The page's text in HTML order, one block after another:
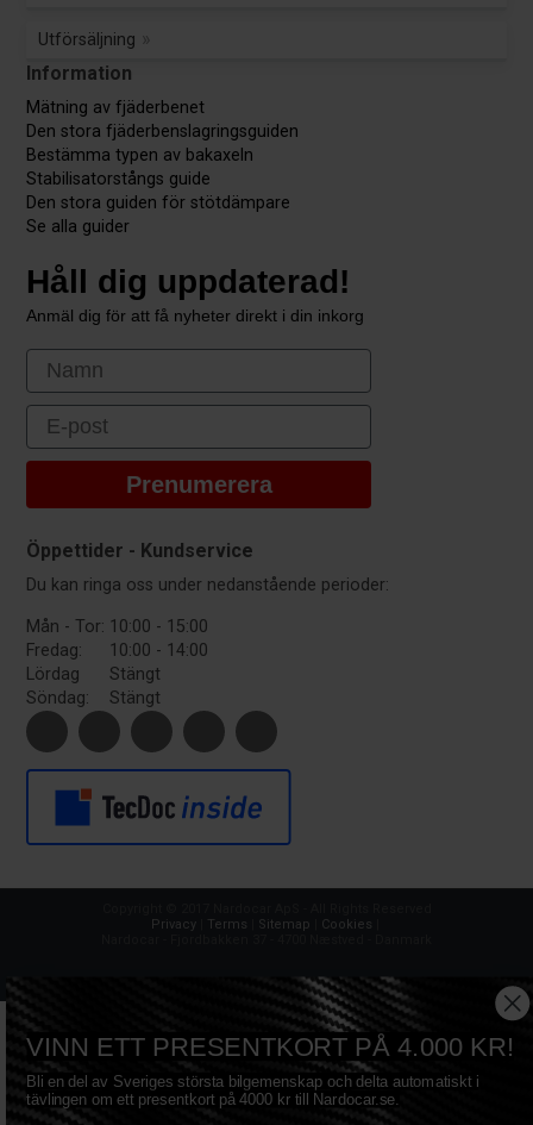
Utförsäljning
Information
Mätning av fjäderbenet
Den stora fjäderbenslagringsguiden
Bestämma typen av bakaxeln
Stabilisatorstångs guide
Den stora guiden för stötdämpare
Se alla guider
Håll dig uppdaterad!
Anmäl dig för att få nyheter direkt i din inkorg
First Name
Email
Prenumerera
Öppettider - Kundservice
Du kan ringa oss under nedanstående perioder:
Mån - Tor: 10:00 - 15:00
Fredag:
10:00 - 14:00
Lördag
Stängt
Söndag:
Stängt
Privacy| Terms Sitemap Cookies
VINN ETT PRESENTKORT PÅ 4.000 KR!
Bli en del av Sveriges största bilgemenskap och delta automatiskt i
tävlingen om ett presentkort på 4000 kr till Nardocar.se.